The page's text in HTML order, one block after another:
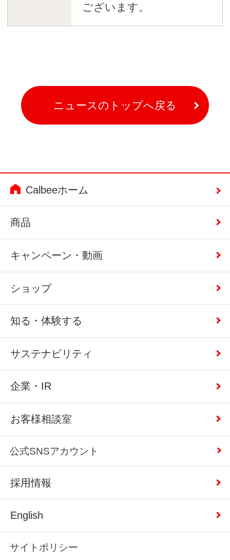
ございます。
ニュースのトップへ戻る
Calbeeホーム
商品
キャンペーン・動画
ショップ
知る・体験する
サステナビリティ
企業・IR
お客様相談室
公式SNSアカウント
採用情報
English
サイトポリシー